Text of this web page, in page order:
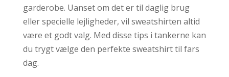
garderobe. Uanset om det er til daglig brug
eller specielle lejligheder, vil sweatshirten altid
være et godt valg. Med disse tips i tankerne kan
du trygt vælge den perfekte sweatshirt til fars
dag.